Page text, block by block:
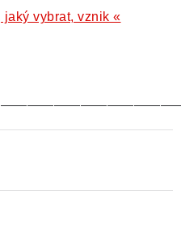
vybrat, vznik «